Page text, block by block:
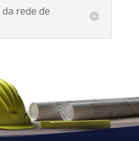
rede de